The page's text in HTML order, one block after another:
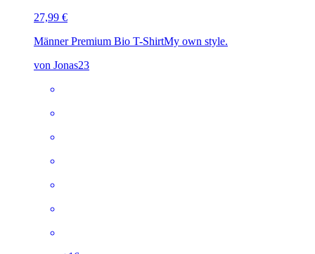
27,99 €
Männer Premium Bio T-ShirtMy own style.
von Jonas23